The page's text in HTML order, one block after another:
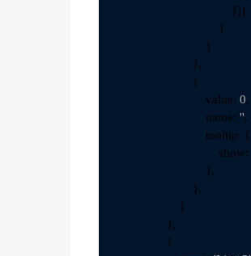
                                    }])
                                }
                            }
                        },
                        {
                            value:
0,
                            name:
'',
                            tooltip: {
                                show:
                            },
                        },
                    ]
                },
                {